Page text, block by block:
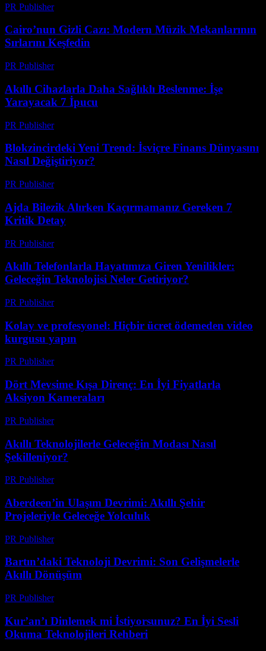
PR Publisher-
Cairo’nun Gizli Cazı: Modern Müzik Mekanlarının
Sırlarını Keşfedin
PR Publisher-
Akıllı Cihazlarla Daha Sağlıklı Beslenme: İşe
Yarayacak 7 İpucu
PR Publisher-
Blokzincirdeki Yeni Trend: İsviçre Finans Dünyasını
Nasıl Değiştiriyor?
PR Publisher-
Ajda Bilezik Alırken Kaçırmamanız Gereken 7
Kritik Detay
PR Publisher-
Akıllı Telefonlarla Hayatımıza Giren Yenilikler:
Geleceğin Teknolojisi Neler Getiriyor?
PR Publisher-
Kolay ve profesyonel: Hiçbir ücret ödemeden video
kurgusu yapın
PR Publisher-
Dört Mevsime Kışa Direnç: En İyi Fiyatlarla
Aksiyon Kameraları
PR Publisher-
Akıllı Teknolojilerle Geleceğin Modası Nasıl
Şekilleniyor?
PR Publisher-
Aberdeen’in Ulaşım Devrimi: Akıllı Şehir
Projeleriyle Geleceğe Yolculuk
PR Publisher-
Bartın’daki Teknoloji Devrimi: Son Gelişmelerle
Akıllı Dönüşüm
PR Publisher-
Kur’an’ı Dinlemek mi İstiyorsunuz? En İyi Sesli
Okuma Teknolojileri Rehberi